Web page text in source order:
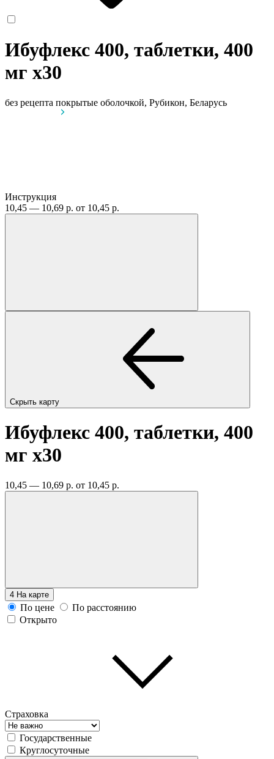
Ибуфлекс 400, таблетки, 400
мг x30
без рецепта покрытые оболочкой, Рубикон, Беларусь
Инструкция
10,45 — 10,69 р. от 10,45 р.
Скрыть карту
Ибуфлекс 400, таблетки, 400
мг x30
10,45 — 10,69 р. от 10,45 р.
4 На карте
По цене
По расстоянию
Открыто
Страховка
Государственные
Круглосуточные